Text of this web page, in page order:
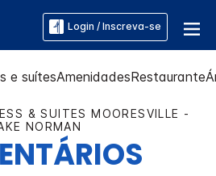
Login / Inscreva-se
e suítesAmenidadesRestaurante
& SUITES MOORESVILLE -
NORMAN